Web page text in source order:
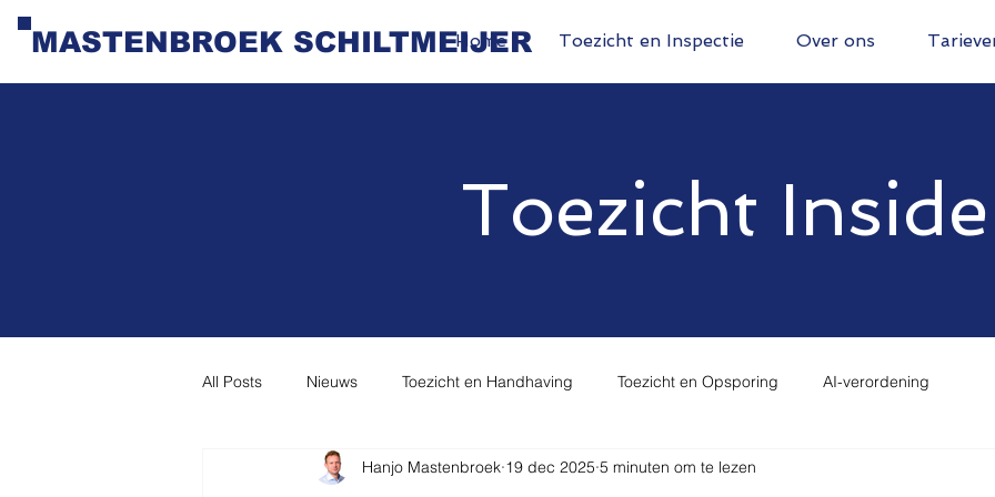
MASTENBROEK SCHILTMEIJER
Home Toezicht en Inspectie Over ons
Toezicht Inside
All Posts Nieuws Toezicht en Handhaving Toezicht en Opsporing AI-verordening
Hanjo Mastenbroek 19 dec 2025 5 minuten om te lezen